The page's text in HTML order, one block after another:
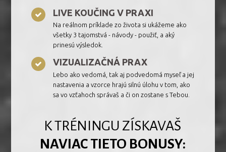
LIVE KOUČING V PRAXI
Na reálnom príklade zo života si ukážeme ako
všetky 3 tajomstvá - návody - použiť, a aký
prinesú výsledok.
VIZUALIZAČNÁ PRAX
Lebo ako vedomá, tak aj podvedomá myseľ a jej
nastavenia a vzorce hrajú silnú úlohu v tom, ako
sa vo vzťahoch správaš a či on zostane s Tebou.
K TRÉNINGU ZÍSKAVAŠ
NAVIAC TIETO BONUSY: